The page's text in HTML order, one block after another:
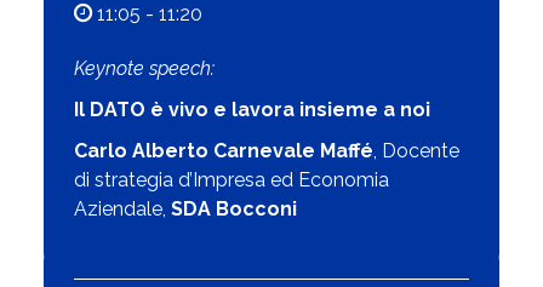
11:05 - 11:20
Keynote speech:
Il DATO è vivo e lavora insieme a noi
Carlo Alberto Carnevale Maffé, Docente
di strategia d’Impresa ed Economia
Aziendale, SDA Bocconi